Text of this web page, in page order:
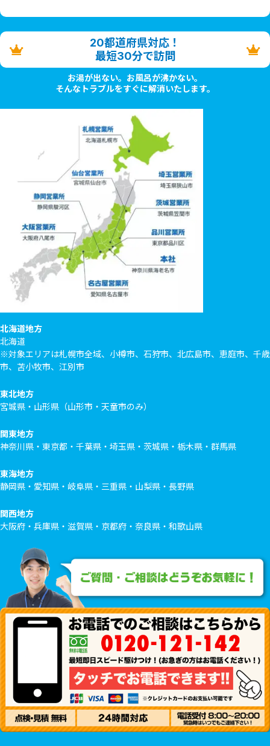
20都道府県対応！
最短30分で訪問
お湯が出ない。お風呂が沸かない。
そんなトラブルをすぐに解消いたします。
北海道地方
北海道
※対象エリアは札幌市全域、小樽市、石狩市、北広島市、恵庭市、千歳
市、苫小牧市、江別市
東北地方
宮城県・山形県（山形市・天童市のみ）
関東地方
神奈川県・東京都・千葉県・埼玉県・茨城県・栃木県・群馬県
東海地方
静岡県・愛知県・岐阜県・三重県・山梨県・長野県
関西地方
大阪府・兵庫県・滋賀県・京都府・奈良県・和歌山県